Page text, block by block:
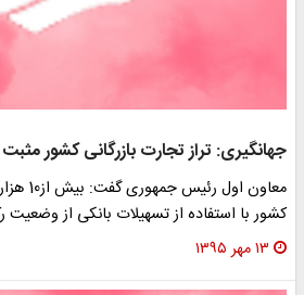
جهانگیری: تراز تجارت بازرگانی کشور
معاون اول
کشور با استفاده از تسهیلات بانکی از وضعیت
۱۳ مهر ۱۳۹۵